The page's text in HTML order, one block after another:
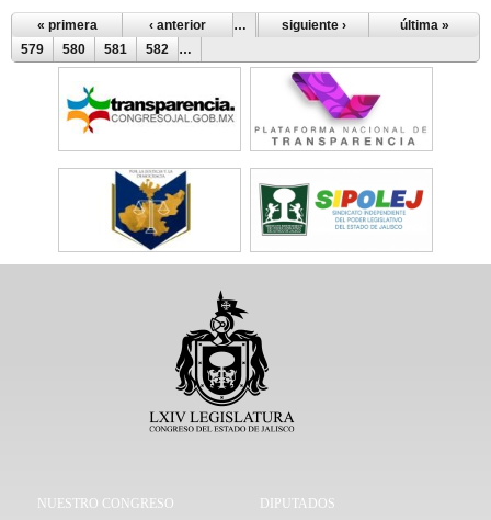
Páginas
« primera ‹ anterior … 574 575 577
578
579
580 581 582 …
siguiente › última »
NUESTRO CONGRESO
DIPUTADOS